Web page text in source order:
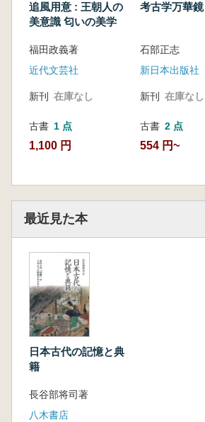
追風用意 : 王朝人の
美意識 匂いの美学
福田政義著
近代文芸社
新刊 在庫なし
古書 1 点
1,100 円
考古学万華鏡
石部正志
新日本出版社
新刊 在庫なし
古書 2 点
554 円~
最近見た本
日本古代の記憶と典
籍
長谷部将司著
八木書店